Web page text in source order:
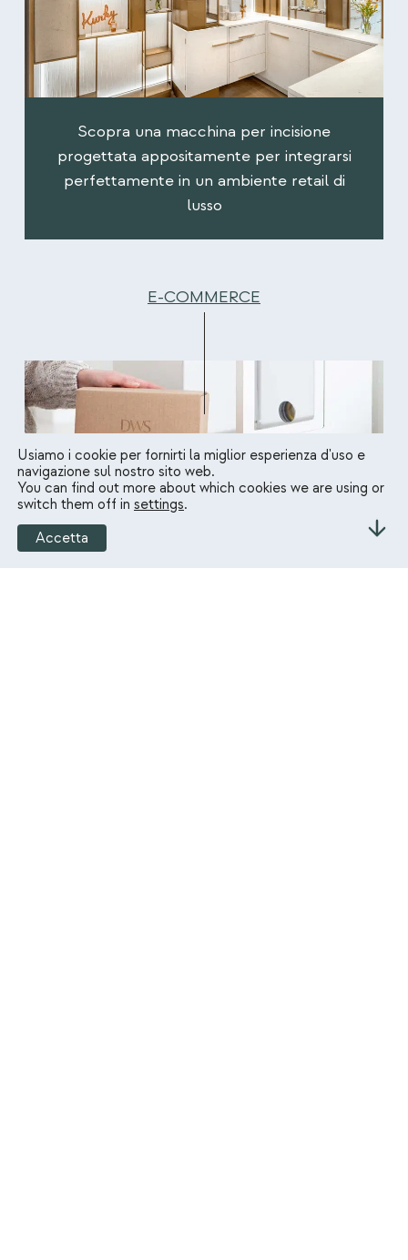
Scopra una macchina per incisione
progettata appositamente per integrarsi
perfettamente in un ambiente retail di
lusso
Scoprite una macchina di incisione
E-COMMERCE
Usiamo i cookie per fornirti la miglior esperienza d'uso e
navigazione sul nostro sito web.
You can find out more about which cookies we are using or
switch them off in settings.
Accetta